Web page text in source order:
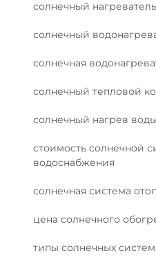
солнечный
солнечный
солнечная
солнечный тепловой
солнечный нагрев
стоимость солнечной
водоснабжения
солнечная система
цена солнечного
типы солнечных